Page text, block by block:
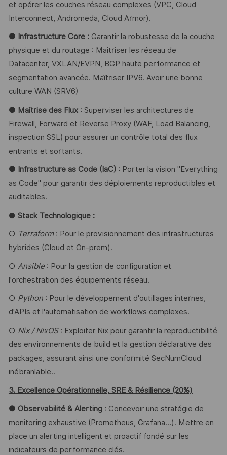
et opérer les couches réseau complexes (VPC, Cloud
Interconnect, Andromeda, Cloud Armor).
● Infrastructure Core : Garantir la robustesse de la couche
physique et du routage : Maîtriser les réseau de
Datacenter, VXLAN/EVPN, BGP haute performance et
segmentation avancée. Maîtriser IPV6. Avoir une bonne
culture WAN (SRV6)
● Maîtrise des Flux: Superviser les architectures de
Firewall, Forward et Reverse Proxy (WAF, Load Balancing,
inspection SSL) pour assurer un contrôle total des flux
entrants et sortants.
● Infrastructure as Code (IaC): Porter la vision "Everything
as Code" pour garantir des déploiements reproductibles et
auditables.
● Stack Technologique :
○ Terraform: Pour le provisionnement des infrastructures
hybrides (Cloud et On-prem).
○ Ansible: Pour la gestion de configuration et
l'orchestration des équipements réseau.
○ Python: Pour le développement d'outillages internes,
d'APIs et l'automatisation de workflows complexes.
○ Nix / NixOS: Exploiter Nix pour garantir la reproductibilité
des environnements de build et la gestion déclarative des
packages, assurant ainsi une conformité SecNumCloud
inébranlable..
3. Excellence Opérationnelle, SRE & Résilience (20%)
● Observabilité & Alerting : Concevoir une stratégie de
monitoring exhaustive (Prometheus, Grafana…). Mettre en
place un alerting intelligent et proactif fondé sur les
indicateurs de performance clés.